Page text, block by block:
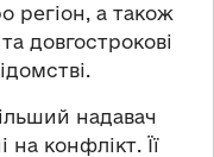
регіон, а також
довгострокові
надавач
на конфлікт. Її